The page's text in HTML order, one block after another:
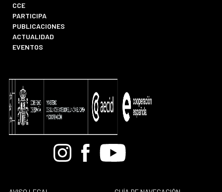
CCE
PARTICIPA
PUBLICACIONES
ACTUALIDAD
EVENTOS
BandcampInstagramFacebook
Youtube